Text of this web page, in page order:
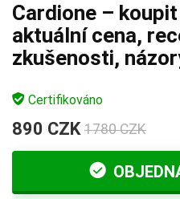
Cardione –
aktuální cena,
zkušenosti,
Certifikováno
890 CZK 1780 CZK